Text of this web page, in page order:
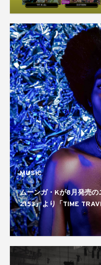
MUSIC
ムーンガ・Kが8月発売の
2153』より「TIME